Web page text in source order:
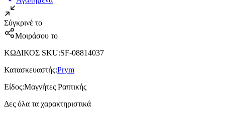
Σύγκρινέ το
Μοιράσου το
ΚΩΔΙΚΟΣ SKU:SF-08814037
Κατασκευαστής:Prym
Είδος:Μαγνήτες Ραπτικής
Δες όλα τα χαρακτηριστικά